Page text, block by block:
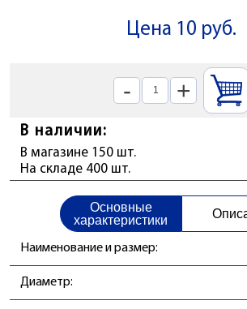
Цена 10 руб.
- +
В наличии:
В магазине 150 шт.
На складе 400 шт.
Основные
характеристики
Наименование и размер:
Диаметр: